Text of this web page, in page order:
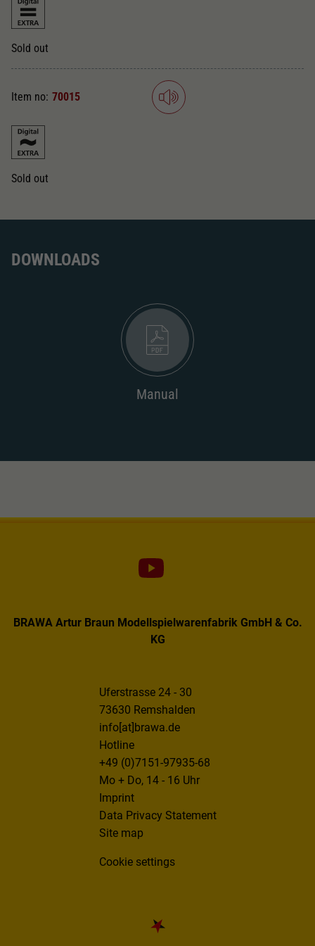
Sold out
Item no: 70015
Sold out
DOWNLOADS
Manual
BRAWA Artur Braun Modellspielwarenfabrik GmbH & Co.
KG
Uferstrasse 24 - 30
73630 Remshalden
info[at]brawa.de
Hotline
+49 (0)7151-97935-68
Mo + Do, 14 - 16 Uhr
Imprint
Data Privacy Statement
Site map
Cookie settings
Zweck